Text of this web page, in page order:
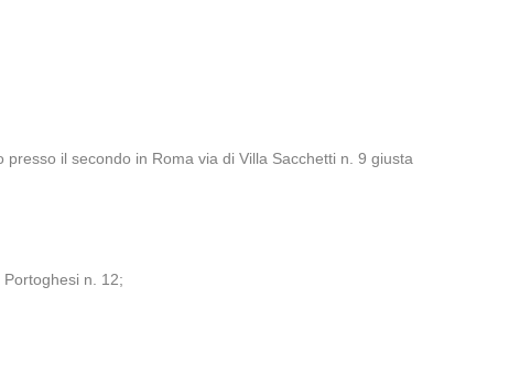
il secondo in Roma via di Villa Sacchetti n. 9 giusta
n. 12;